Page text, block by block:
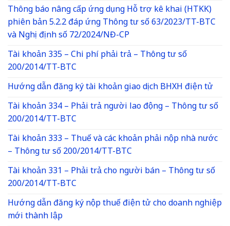
Thông báo nâng cấp ứng dụng Hỗ trợ kê khai (HTKK)
phiên bản 5.2.2 đáp ứng Thông tư số 63/2023/TT-BTC
và Nghị định số 72/2024/NĐ-CP
Tài khoản 335 – Chi phí phải trả – Thông tư số
200/2014/TT-BTC
Hướng dẫn đăng ký tài khoản giao dịch BHXH điện tử
Tài khoản 334 – Phải trả người lao động – Thông tư số
200/2014/TT-BTC
Tài khoản 333 – Thuế và các khoản phải nộp nhà nước
– Thông tư số 200/2014/TT-BTC
Tài khoản 331 – Phải trả cho người bán – Thông tư số
200/2014/TT-BTC
Hướng dẫn đăng ký nộp thuế điện tử cho doanh nghiệp
mới thành lập